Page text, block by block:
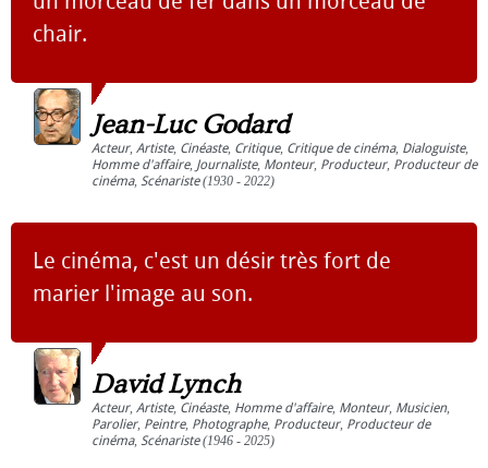
chair.
Jean-Luc Godard
Acteur, Artiste, Cinéaste, Critique, Critique de cinéma, Dialoguiste,
Homme d'affaire, Journaliste, Monteur, Producteur, Producteur de
cinéma, Scénariste(1930 - 2022)
Le cinéma, c'est un désir très fort de
marier l'image au son.
David Lynch
Acteur, Artiste, Cinéaste, Homme d'affaire, Monteur, Musicien,
Parolier, Peintre, Photographe, Producteur, Producteur de
cinéma, Scénariste(1946 - 2025)